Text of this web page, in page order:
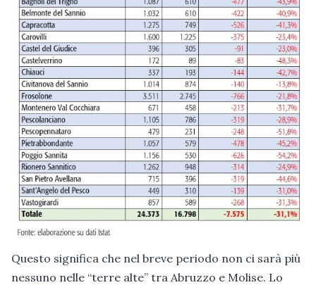
Questo significa che nel breve periodo non ci sarà più
nessuno nelle “terre alte” tra Abruzzo e Molise. Lo